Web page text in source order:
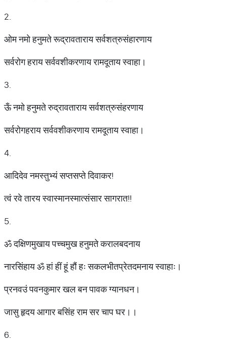
2.
ओम नमो हनुमते रूद्रावताराय सर्वशत्रुसंहारणाय
सर्वरोग हराय सर्ववशीकरणाय रामदूताय स्वाहा।
3.
ऊँ नमो हनुमते रुद्रावताराय सर्वशत्रुसंहरणाय
सर्वरोगहराय सर्ववशीकरणाय रामदूताय स्वाहा।
4.
आदिदेव नमस्तुभ्यं सप्तसप्ते दिवाकर!
त्वं रवे तारय स्वास्मानस्मात्संसार सागरात!!
5.
ॐ दक्षिणमुखाय पच्चमुख हनुमते करालबदनाय
नारसिंहाय ॐ हां हीं हूं हौं हः सकलभीतप्रेतदमनाय स्वाहाः।
प्रनवउं पवनकुमार खल बन पावक ग्यानधन।
जासु हृदय आगार बसिंह राम सर चाप घर।।
6.